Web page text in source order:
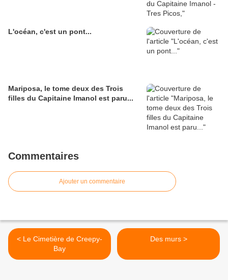
L'océan, c'est un pont...
Mariposa, le tome deux des Trois
filles du Capitaine Imanol est paru...
Commentaires
Ajouter un commentaire
< Le Cimetière de Creepy-
Bay
Des murs >